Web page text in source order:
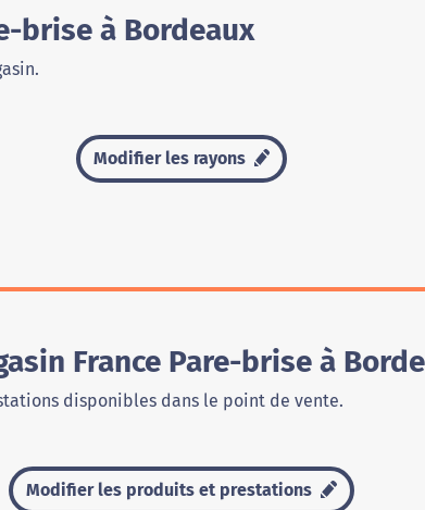
brise à Bordeaux
Modifier les rayons
France Pare-brise à
disponibles dans le point de vente.
Modifier les produits et prestations